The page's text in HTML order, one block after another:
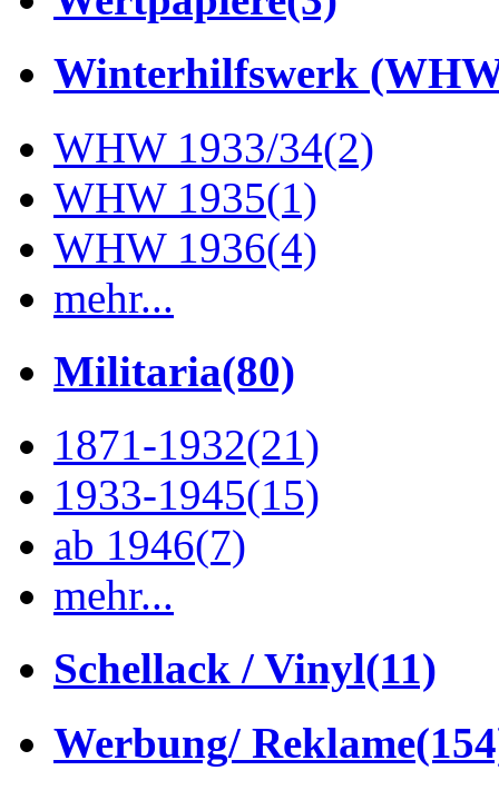
Winterhilfswerk
WHW 1933/34(2)
WHW 1935(1)
WHW 1936(4)
mehr...
Militaria(80)
1871-1932(21)
1933-1945(15)
ab 1946(7)
mehr...
Schellack / Vinyl(11)
Werbung/ Reklame